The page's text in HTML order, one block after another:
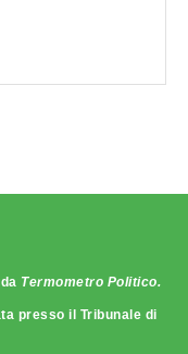
Termometro Politico.
presso il Tribunale di